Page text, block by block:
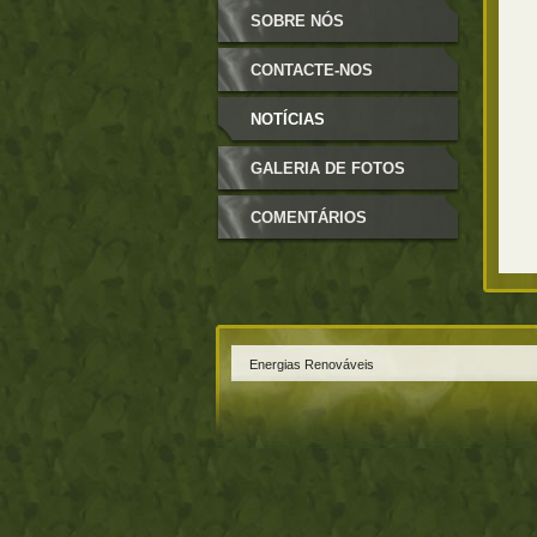
ENERGIAS RENOVÁVEIS
SOBRE NÓS
CONTACTE-NOS
NOTÍCIAS
GALERIA DE FOTOS
COMENTÁRIOS
Energias Renováveis